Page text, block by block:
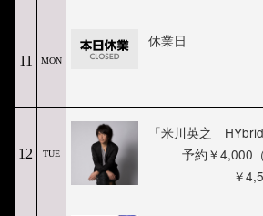
11 MON
休業日
12 TUE
「米川英之 HYbrid
予約￥4,000
￥